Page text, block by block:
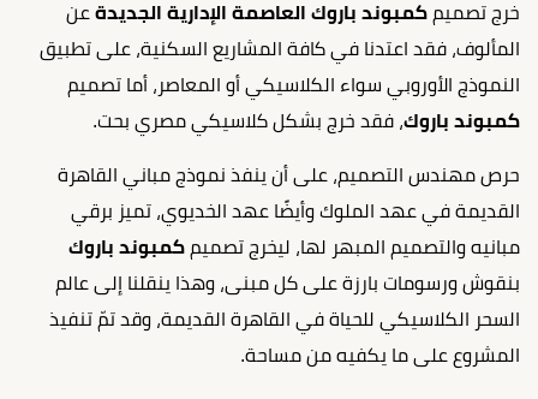
خرج تصميم كمبوند باروك العاصمة الإدارية الجديدة عن
المألوف، فقد اعتدنا في كافة المشاريع السكنية، على تطبيق
النموذج الأوروبي سواء الكلاسيكي أو المعاصر، أما تصميم
كمبوند باروك، فقد خرج بشكل كلاسيكي مصري بحت.
حرص مهندس التصميم، على أن ينفذ نموذج مباني القاهرة
القديمة في عهد الملوك وأيضًا عهد الخديوي، تميز برقي
مبانيه والتصميم المبهر لها، ليخرج تصميم كمبوند باروك
بنقوش ورسومات بارزة على كل مبنى، وهذا ينقلنا إلى عالم
السحر الكلاسيكي للحياة في القاهرة القديمة، وقد تمّ تنفيذ
المشروع على ما يكفيه من مساحة.